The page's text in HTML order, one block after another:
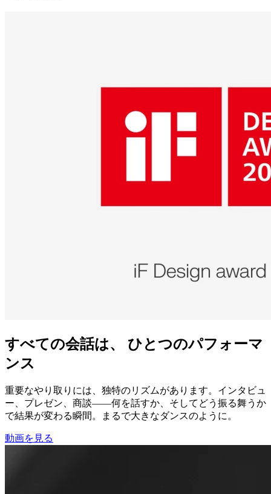
すべての会話は、 ひとつのパフォーマ
ンス
重要なやり取りには、独特のリズムがあります。インタビュ
ー、プレゼン、商談——何を話すか、そしてどう振る舞うか
で結果が変わる瞬間。まるで大きなダンスのように。
動画を見る